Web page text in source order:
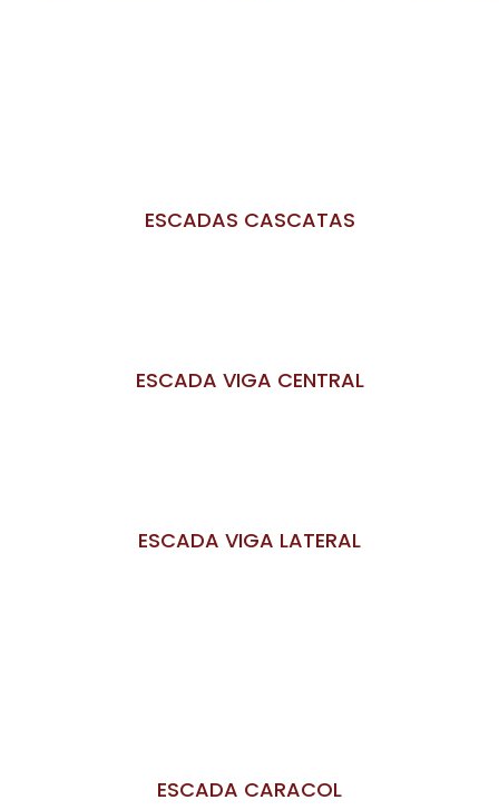
ESCADAS CASCATAS
ESCADA VIGA CENTRAL
ESCADA VIGA LATERAL
ESCADA CARACOL